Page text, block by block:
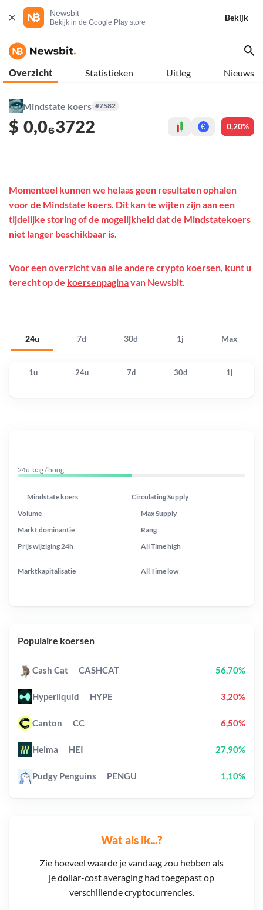
Newsbit
Bekijk in de Google Play store
Bekijk
Overzicht Statistieken Uitleg Nieuws
Mindstate koers #7582
$ 0,0₆3722 € 0,20%
24u 7d 30d 1j Max
Momenteel kunnen we helaas geen resultaten ophalen
voor de Mindstate koers. Dit kan te wijten zijn aan een
tijdelijke storing of de mogelijkheid dat de Mindstatekoers
niet langer beschikbaar is.
Voor een overzicht van alle andere crypto koersen, kunt u
terecht op de koersenpaginavan Newsbit.
1u 24u 7d 30d 1j
Wat als ik...?
Zie hoeveel waarde je vandaag zou hebben als
je dollar-cost averaging had toegepast op
verschillende cryptocurrencies.
24u laag / hoog
Mindstate koers Circulating Supply
Prijs wijziging 24h
Max Supply
Markt dominantie
Marktkapitalisatie
Volume
Rang
All Timehigh
All Time low
Populaire koersen
Cash Cat CASHCAT 56,70%
Hyperliquid HYPE 3,20%
Canton CC 6,50%
Heima HEI 27,90%
Pudgy Penguins PENGU 1,10%